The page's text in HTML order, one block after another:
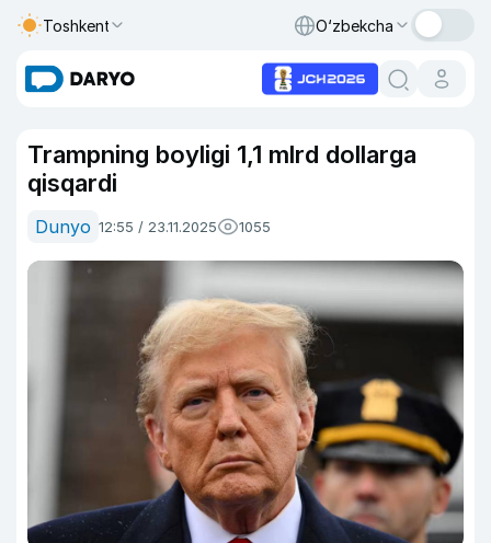
Toshkent O‘zbekcha
Trampning boyligi 1,1 mlrd dollarga
qisqardi
Dunyo 12:55 / 23.11.2025 1055